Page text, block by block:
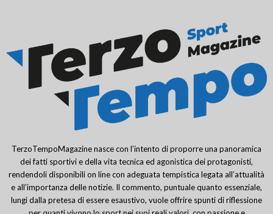
TerzoTempoMagazine nasce con l’intento di proporre una panoramica
dei fatti sportivi e della vita tecnica ed agonistica dei protagonisti,
rendendoli disponibili on line con adeguata tempistica legata all’attualità
e all’importanza delle notizie. Il commento, puntuale quanto essenziale,
lungi dalla pretesa di essere esaustivo, vuole offrire spunti di riflessione